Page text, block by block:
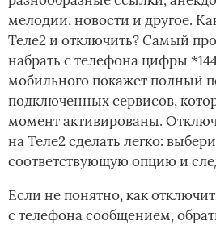
мелодии, новости и другое.
Теле2 и отключить? Самый
набрать с телефона цифры
мобильного покажет полный
подключенных сервисов,
момент активированы.
на Теле2 сделать легко:
соответствующую опцию и
Если не понятно, как
с телефона сообщением,